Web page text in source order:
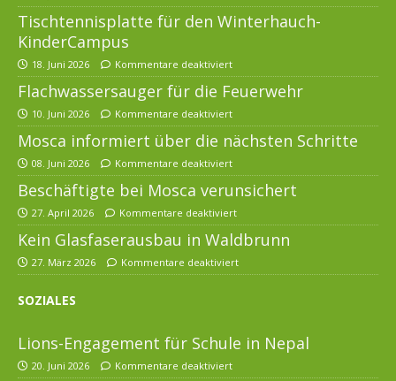
Tischtennisplatte für den Winterhauch-
KinderCampus
18. Juni 2026 Kommentare deaktiviert
Flachwassersauger für die Feuerwehr
10. Juni 2026 Kommentare deaktiviert
Mosca informiert über die nächsten Schritte
08. Juni 2026 Kommentare deaktiviert
Beschäftigte bei Mosca verunsichert
27. April 2026 Kommentare deaktiviert
Kein Glasfaserausbau in Waldbrunn
27. März 2026 Kommentare deaktiviert
SOZIALES
Lions-Engagement für Schule in Nepal
20. Juni 2026 Kommentare deaktiviert